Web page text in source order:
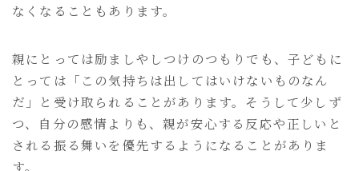
なくなることもあります。
親にとっては励ましやしつけのつもりでも、子どもに
とっては「この気持ちは出してはいけないものなん
だ」と受け取られることがあります。そうして少しず
つ、自分の感情よりも、親が安心する反応や正しいと
される振る舞いを優先するようになることがありま
す。